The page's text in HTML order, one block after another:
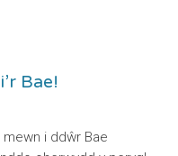
Bae!
i ddŵr Bae